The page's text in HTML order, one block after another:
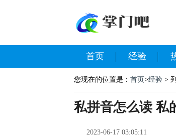
首页 经验
您现在的位置是： 首页>经验 >
私拼音怎么读 私
2023-06-17 03:05:11